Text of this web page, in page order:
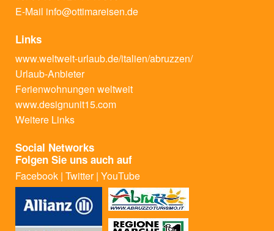
E-Mail info@ottimareisen.de
Links
www.weltweit-urlaub.de/italien/abruzzen/
Urlaub-Anbieter
Ferienwohnungen weltweit
www.designunit15.com
Weitere Links
Social Networks
Folgen Sie uns auch auf
Facebook | Twitter| YouTube